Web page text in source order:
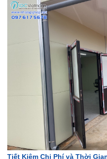
Tiết Kiệm Chi Phí và Thời